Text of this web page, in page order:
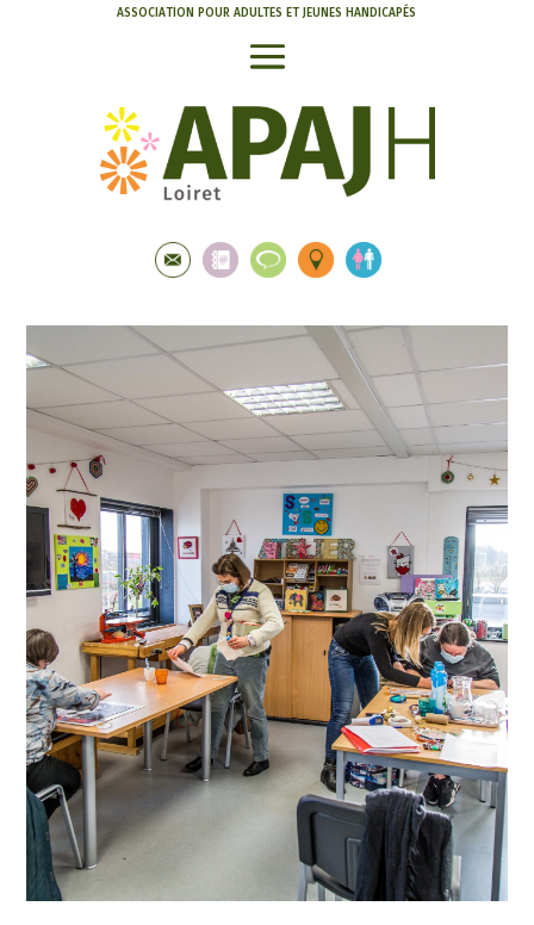
ASSOCIATION POUR ADULTES ET JEUNES HANDICAPÉS